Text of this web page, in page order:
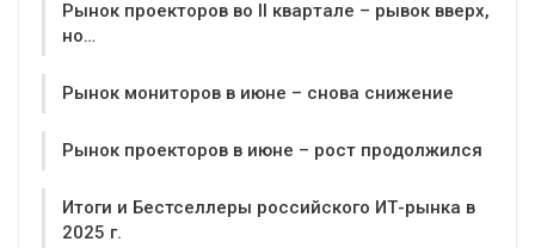
Рынок проекторов во II квартале – рывок вверх,
но…
Рынок мониторов в июне – снова снижение
Рынок проекторов в июне – рост продолжился
Итоги и Бестселлеры российского ИТ-рынка в
2025 г.